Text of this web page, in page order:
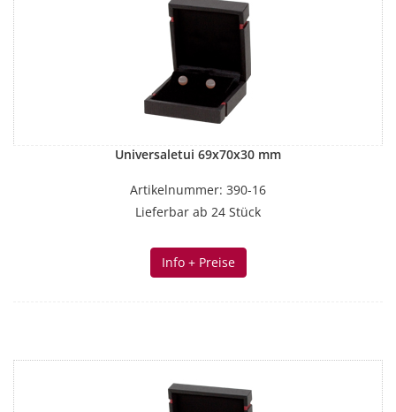
Universaletui 69x70x30 mm
Artikelnummer: 390-16
Lieferbar ab 24 Stück
Info + Preise